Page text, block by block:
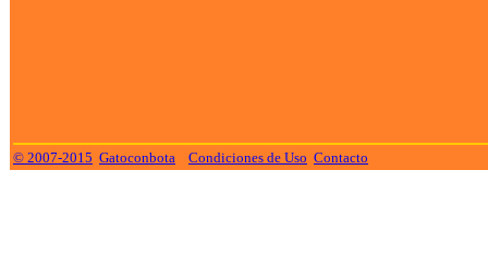
© 2007-2015 Gatoconbota Condiciones de Uso Contacto